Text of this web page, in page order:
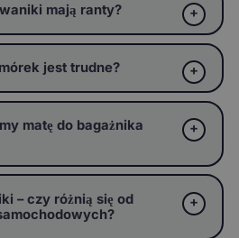
mają ranty?
jest trudne?
matę do bagażnika
– czy różnią się od